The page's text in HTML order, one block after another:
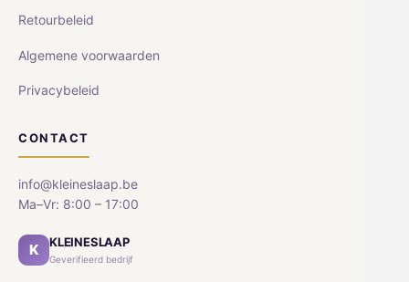
Retourbeleid
Algemene voorwaarden
Privacybeleid
CONTACT
info@kleineslaap.be
Ma–Vr: 8:00 – 17:00
K KLEINESLAAP
Geverifieerd bedrijf